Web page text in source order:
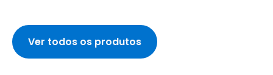
Ver todos os produtos